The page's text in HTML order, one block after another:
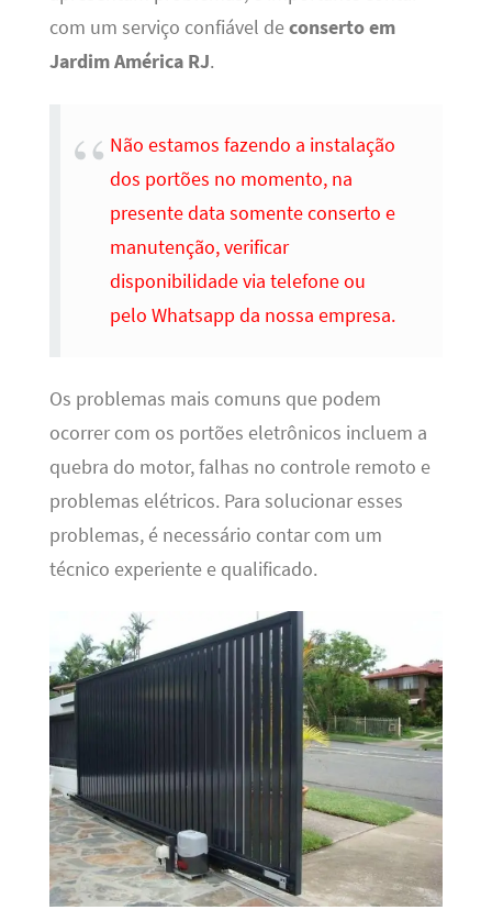
com um serviço confiável deconserto em
Jardim América RJ.
Não estamos fazendo a instalação
dos portões no momento, na
presente data somente conserto e
manutenção, verificar
disponibilidade via telefone ou
pelo Whatsapp da nossa empresa.
Os problemas mais comuns que podem
ocorrer com os portões eletrônicos incluem a
quebra do motor, falhas no controle remoto e
problemas elétricos. Para solucionar esses
problemas, é necessário contar com um
técnico experiente e qualificado.